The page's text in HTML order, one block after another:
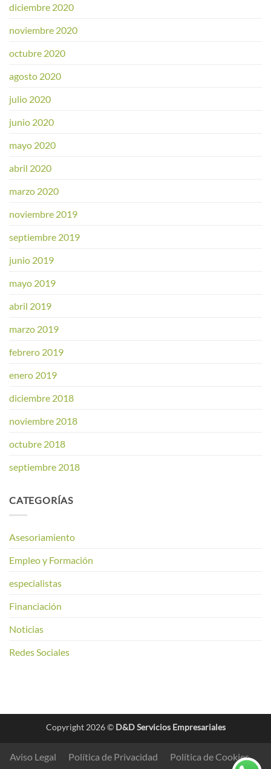
diciembre 2020
noviembre 2020
octubre 2020
agosto 2020
julio 2020
junio 2020
mayo 2020
abril 2020
marzo 2020
noviembre 2019
septiembre 2019
junio 2019
mayo 2019
abril 2019
marzo 2019
febrero 2019
enero 2019
diciembre 2018
noviembre 2018
octubre 2018
septiembre 2018
CATEGORÍAS
Asesoriamiento
Empleo y Formación
especialistas
Financiación
Noticias
Redes Sociales
Copyright 2026 © D&D Servicios Empresariales
Aviso Legal Política de Privacidad Política de Cookies